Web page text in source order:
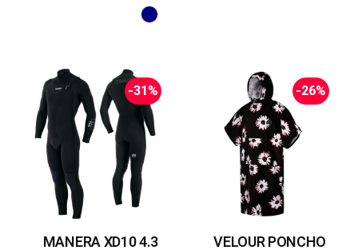
-26%
VELOUR PONCHO
-31%
MANERA XD10 4.3